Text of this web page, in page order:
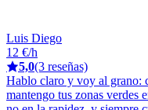
Luis Diego
12 €/h
5,0(3 reseñas)
Hablo claro y voy al grano:
mantengo tus zonas verdes